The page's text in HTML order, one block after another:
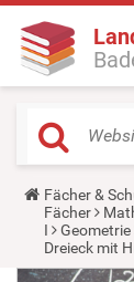
Y
o
u
a
r
Fächer &
Fächer
I
Geometrie
Dreieck mit